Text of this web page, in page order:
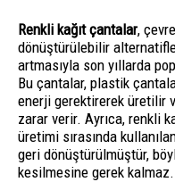
Renkli kağıt çantalar,
dönüştürülebilir
artmasıyla son yıllarda
Bu çantalar, plastik
enerji gerektirerek üretilir
zarar verir. Ayrıca, renkli
üretimi sırasında
geri dönüştürülmüştür,
kesilmesine gerek kalmaz.